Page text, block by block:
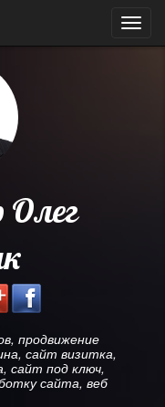
Меню
продвижение
сайт визитка,
сайт под ключ,
сайта, веб